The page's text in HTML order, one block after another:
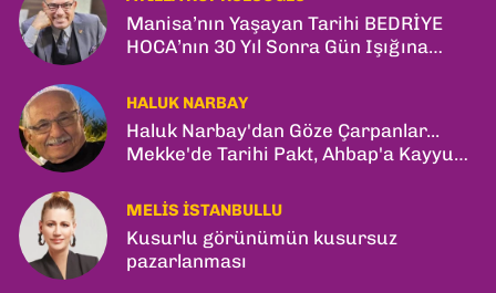
Manisa’nın Yaşayan Tarihi BEDRİYE
HOCA’nın 30 Yıl Sonra Gün Işığına
HALUK NARBAY
Haluk Narbay'dan Göze Çarpanlar...
Mekke'de Tarihi Pakt, Ahbap'a Kayyum
MELIS İSTANBULLU
Kusurlu görünümün kusursuz
pazarlanması